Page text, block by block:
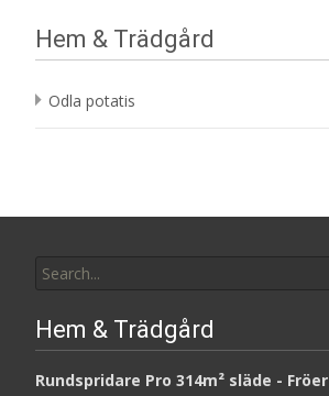
Hem & Trädgård
Odla potatis
for:
Hem & Trädgård
Rundspridare Pro 314m² släde - Fröer